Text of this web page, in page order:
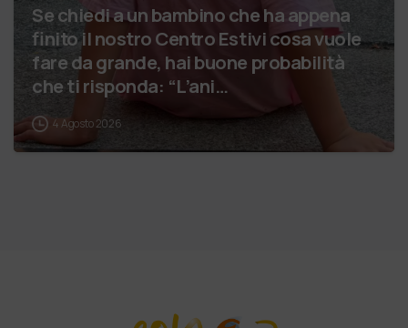
Se chiedi a un bambino che ha appena
finito il nostro Centro Estivi cosa vuole
fare da grande, hai buone probabilità
che ti risponda: “L’ani…
4 Agosto 2026